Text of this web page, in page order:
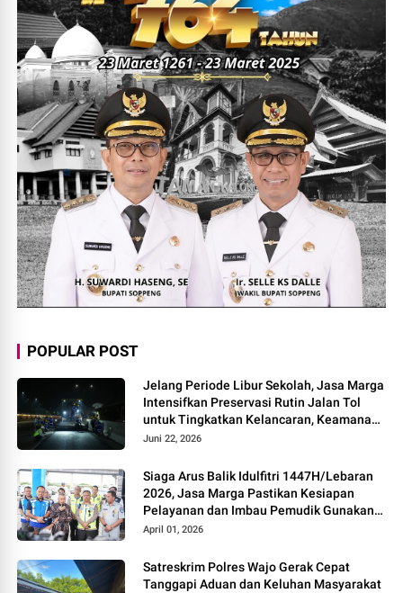
POPULAR POST
Jelang Periode Libur Sekolah, Jasa Marga
Intensifkan Preservasi Rutin Jalan Tol
untuk Tingkatkan Kelancaran, Keamanan
dan Kenyamanan Perjalanan
Juni 22, 2026
Siaga Arus Balik Idulfitri 1447H/Lebaran
2026, Jasa Marga Pastikan Kesiapan
Pelayanan dan Imbau Pemudik Gunakan
Rest Area Alternatif
April 01, 2026
Satreskrim Polres Wajo Gerak Cepat
Tanggapi Aduan dan Keluhan Masyarakat